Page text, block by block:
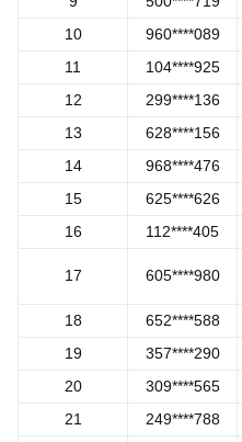
10
960****089
11
104****925
12
299****136
13
628****156
14
968****476
15
625****626
16
112****405
17 605****980
18 652****588
19
357****290
20
309****565
21
249****788